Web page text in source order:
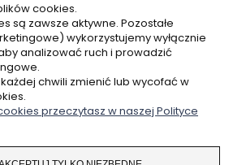
POMOC
MOJE KONTO
PŁATNOŚCI I DOSTAWA
INFORMACJE
cookies.
są zawsze aktywne. Pozostałe
wykorzystujemy wyłącznie
analizować ruch i prowadzić
chwili zmienić lub wycofać w
przeczytasz w naszej Polityce